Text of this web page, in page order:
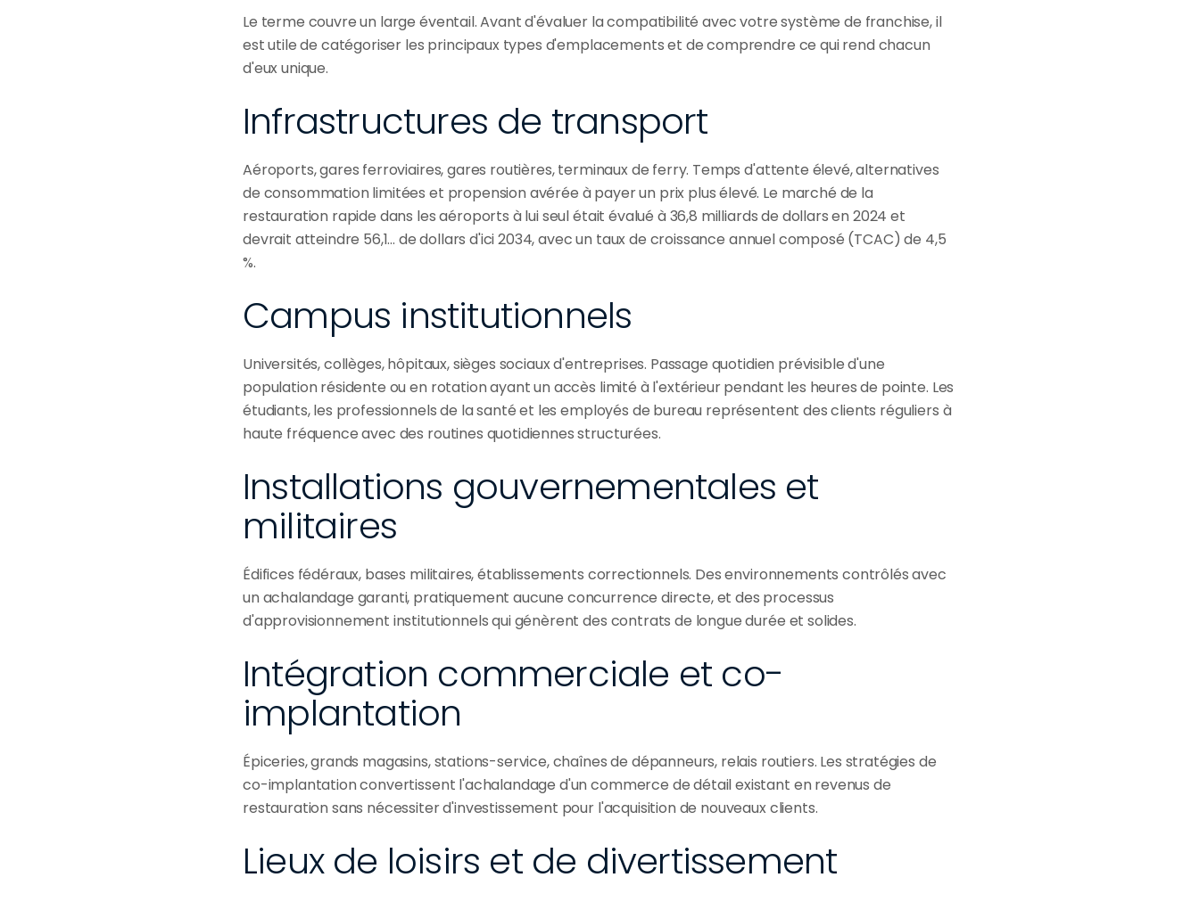
Le terme couvre un large éventail. Avant d'évaluer la compatibilité avec votre système de franchise, il
est utile de catégoriser les principaux types d'emplacements et de comprendre ce qui rend chacun
d'eux unique.
Infrastructures de transport
Aéroports, gares ferroviaires, gares routières, terminaux de ferry. Temps d'attente élevé, alternatives
de consommation limitées et propension avérée à payer un prix plus élevé. Le marché de la
restauration rapide dans les aéroports à lui seul était évalué à 36,8 milliards de dollars en 2024 et
devrait atteindre 56,1... de dollars d'ici 2034, avec un taux de croissance annuel composé (TCAC) de 4,5
%.
Campus institutionnels
Universités, collèges, hôpitaux, sièges sociaux d'entreprises. Passage quotidien prévisible d'une
population résidente ou en rotation ayant un accès limité à l'extérieur pendant les heures de pointe. Les
étudiants, les professionnels de la santé et les employés de bureau représentent des clients réguliers à
haute fréquence avec des routines quotidiennes structurées.
Installations gouvernementales et
militaires
Édifices fédéraux, bases militaires, établissements correctionnels. Des environnements contrôlés avec
un achalandage garanti, pratiquement aucune concurrence directe, et des processus
d'approvisionnement institutionnels qui génèrent des contrats de longue durée et solides.
Intégration commerciale et co-
implantation
Épiceries, grands magasins, stations-service, chaînes de dépanneurs, relais routiers. Les stratégies de
co-implantation convertissent l'achalandage d'un commerce de détail existant en revenus de
restauration sans nécessiter d'investissement pour l'acquisition de nouveaux clients.
Lieux de loisirs et de divertissement